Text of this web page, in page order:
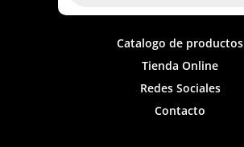
Catalogo de productos
Tienda Online
Redes Sociales
Contacto